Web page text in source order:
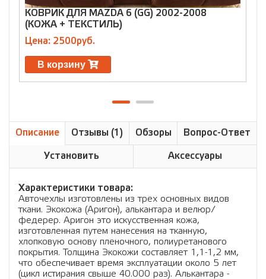
КОВРИК ДЛЯ MAZDA 6 (GG) 2002-2008
(КОЖА + ТЕКСТИЛЬ)
Цена: 2500руб.
В корзину
Описание Отзывы (1) Обзоры Вопрос-Ответ
Установить Аксессуары
Характеристики товара:
Авточехлы изготовлены из трех основных видов
ткани. Экокожа (Аригон), алькантара и велюр/
федерер. Аригон это искусственная кожа,
изготовленная путем нанесения на тканную,
хлопковую основу пленочного, полиуретанового
покрытия. Толщина Экокожи составляет 1,1-1,2 мм,
что обеспечивает время эксплуатации около 5 лет
(цикл истирания свыше 40.000 раз). Алькантара -